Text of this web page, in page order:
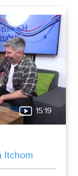
15:19
Itchom